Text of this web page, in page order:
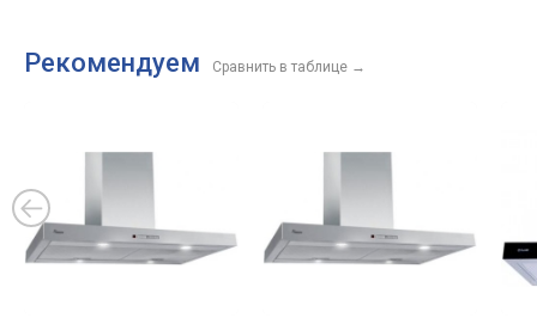
Рекомендуем Сравнить в таблице →